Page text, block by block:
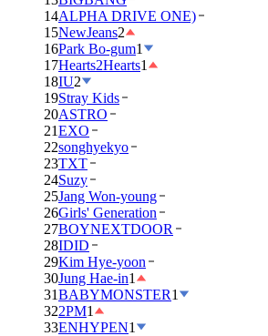
14ALPHA DRIVE ONE)
15NewJeans2
16Park Bo-gum1
17Hearts2Hearts1
18IU2
19Stray Kids
20ASTRO
21EXO
22songhyekyo
23TXT
24Suzy
25Jang Won-young
26Girls' Generation
27BOYNEXTDOOR
28IDID
29Kim Hye-yoon
30Jung Hae-in1
31BABYMONSTER1
322PM1
33ENHYPEN1